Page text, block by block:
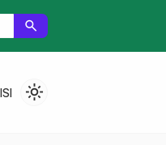
search
light_mode